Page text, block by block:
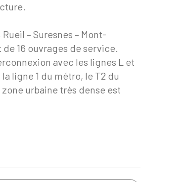
– Suresnes – Mont-
16 ouvrages de service.
avec les lignes L et
ligne 1 du métro, le T2 du
urbaine très dense est